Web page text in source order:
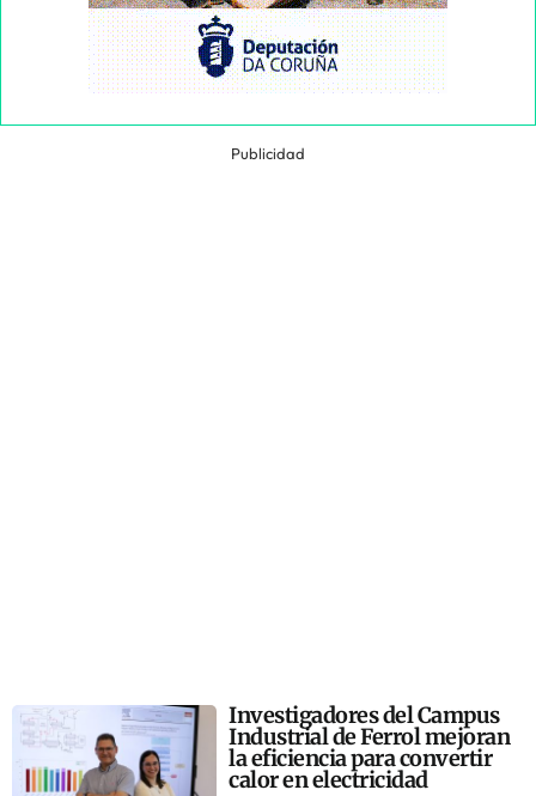
Publicidad
Investigadores del Campus
Industrial de Ferrol mejoran
la eficiencia para convertir
calor en electricidad